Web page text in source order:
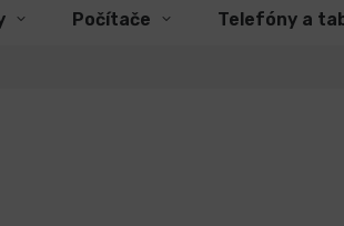
Počítače Telefóny a